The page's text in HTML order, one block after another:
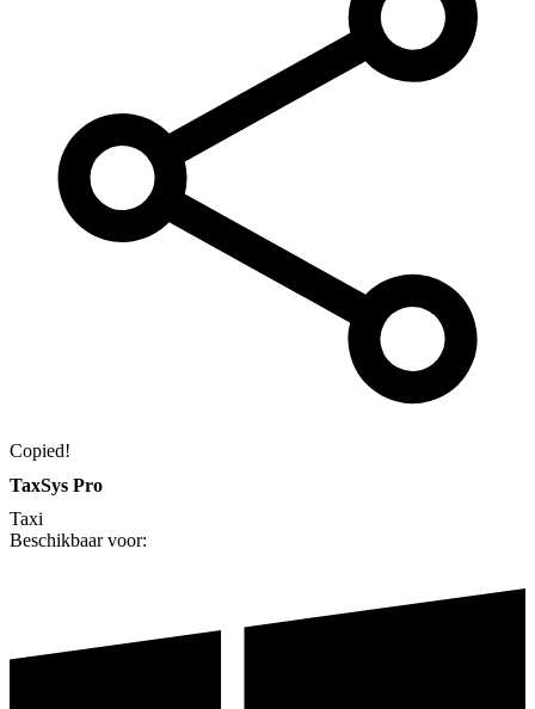
Copied!
TaxSys Pro
Taxi
Beschikbaar voor: